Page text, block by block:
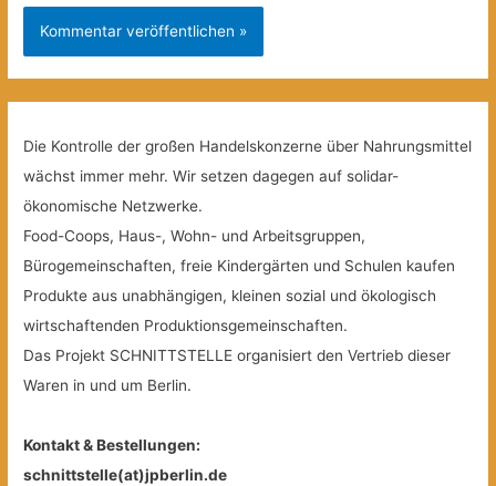
Die Kontrolle der großen Handelskonzerne über Nahrungsmittel
wächst immer mehr. Wir setzen dagegen auf solidar-
ökonomische Netzwerke.
Food-Coops, Haus-, Wohn- und Arbeitsgruppen,
Bürogemeinschaften, freie Kindergärten und Schulen kaufen
Produkte aus unabhängigen, kleinen sozial und ökologisch
wirtschaftenden Produktionsgemeinschaften.
Das Projekt SCHNITTSTELLE organisiert den Vertrieb dieser
Waren in und um Berlin.
Kontakt & Bestellungen:
schnittstelle(at)jpberlin.de